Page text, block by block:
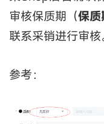
审核保质期（保质
联系采销进行审核
参考：